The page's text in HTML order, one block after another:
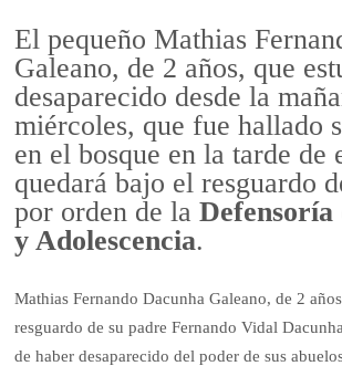
El pequeño Mathias
Galeano, de 2 años, que
desaparecido desde la
miércoles, que fue hallado
en el bosque en la tarde de
quedará bajo el resguardo
por orden de laDefensoría
y Adolescencia.
Mathias Fernando Dacunha Galeano, de 2
resguardo de su padre Fernando Vidal
de haber desaparecido del poder de sus